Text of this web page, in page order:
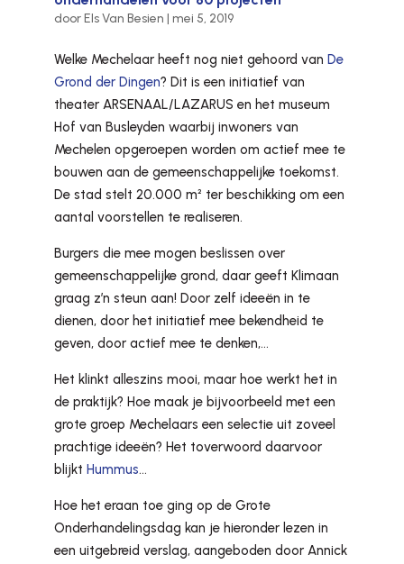
doorEls Van Besien | mei 5, 2019
Welke Mechelaar heeft nog niet gehoord van De
Grond der Dingen? Dit is een initiatief van
theater ARSENAAL/LAZARUS en het museum
Hof van Busleyden waarbij inwoners van
Mechelen opgeroepen worden om actief mee te
bouwen aan de gemeenschappelijke toekomst.
De stad stelt 20.000 m² ter beschikking om een
aantal voorstellen te realiseren.
Burgers die mee mogen beslissen over
gemeenschappelijke grond, daar geeft Klimaan
graag z’n steun aan! Door zelf ideeën in te
dienen, door het initiatief mee bekendheid te
geven, door actief mee te denken,…
Het klinkt alleszins mooi, maar hoe werkt het in
de praktijk? Hoe maak je bijvoorbeeld met een
grote groep Mechelaars een selectie uit zoveel
prachtige ideeën? Het toverwoord daarvoor
blijkt Hummus…
Hoe het eraan toe ging op de Grote
Onderhandelingsdag kan je hieronder lezen in
een uitgebreid verslag, aangeboden door Annick